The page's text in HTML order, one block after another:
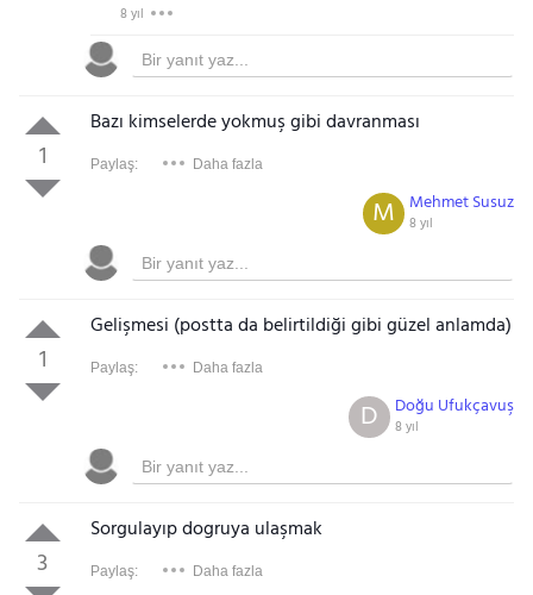
8 yıl
1
Bazı kimselerde yokmuş gibi davranması
Paylaş: Daha fazla
Mehmet Susuz
8 yıl
M
1
Gelişmesi (postta da belirtildiği gibi güzel anlamda)
Paylaş: Daha fazla
Doğu Ufukçavuş
8 yıl
D
3
Sorgulayıp dogruya ulaşmak
Paylaş: Daha fazla